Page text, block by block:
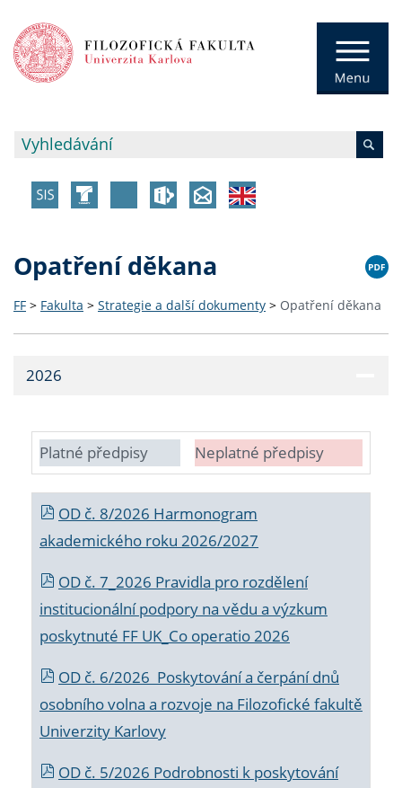
Opatření děkana
FF > Fakulta > Strategie a další dokumenty > Opatření děkana
2026
Platné předpisy Neplatné předpisy
OD č. 8/2026 Harmonogram
akademického roku 2026/2027
OD č. 7_2026 Pravidla pro rozdělení
institucionální podpory na vědu a výzkum
poskytnuté FF UK_Co operatio 2026
OD č. 6/2026 Poskytování a čerpání dnů
osobního volna a rozvoje na Filozofické fakultě
Univerzity Karlovy
OD č. 5/2026 Podrobnosti k poskytování